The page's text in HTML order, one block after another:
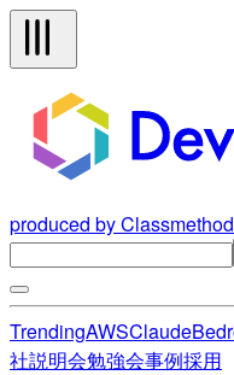
produced by Classmethod
TrendingAWSClaude
社説明会勉強会事例採用